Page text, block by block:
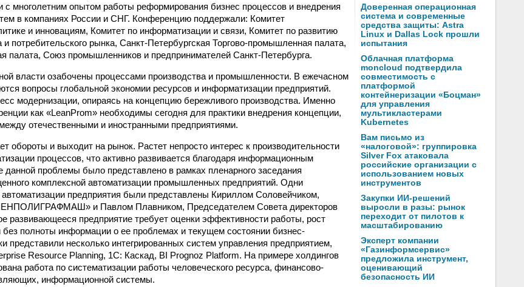
с многолетним опытом работы реформирования бизнес процессов и внедрения
в компаниях России и СНГ. Конференцию поддержали: Комитет
и инновациям, Комитет по информатизации и связи, Комитет по развитию
и потребительского рынка, Санкт-Петербургская Торгово-промышленная палата,
палата, Союз промышленников и предпринимателей Санкт-Петербурга.
власти озабочены процессами производства и промышленности. В ежечасном
вопросы глобальной экономии ресурсов и информатизации предприятий.
модернизации, опираясь на концепцию бережливого производства. Именно
как «LeanProm» необходимы сегодня для практики внедрения концепции,
отечественными и иностранными предприятиями.
обороты и выходит на рынок. Растет непросто интерес к производительности
процессов, что активно развивается благодаря информационным
данной проблемы было представлено в рамках пленарного заседания
комплексной автоматизации промышленных предприятий. Одни
автоматизации предприятия были представлены Кириллом Соловейчиком,
и Павлом Плавником, Председателем Совета директоров
развивающееся предприятие требует оценки эффективности работы, рост
без полноты информации о ее проблемах и текущем состоянии бизнес-
представили несколько интегрированных систем управления предприятием,
Resource Planning, 1С: Каскад, BI Prognoz Platform. На примере холдингов
работа по систематизации работы человеческого ресурса, финансово-
информационной системы.
Доверенная операционная
система и современные
средства защиты: Astra
Linux и Dallas Lock прошли
испытания
Облачная платформа
moncloud подтвердила
совместимость с
платформой
контейнеризации «Боцман»
для управления
мультикластерами
Kubernetes
Вам письмо из
«налоговой»: группировка
Silver Fox атаковала
российские организации с
использованием новых
инструментов
Закупки ИИ-решений
выросли в разы: рынок
переходит от пилотов к
масштабированию
Эксперт компании
«Газинформсервис»
предложила инструмент,
оценивающий
безопасность ИИ